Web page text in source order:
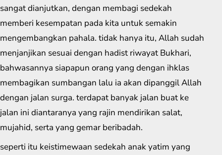
sangat dianjutkan, dengan membagi sedekah
memberi kesempatan pada kita untuk semakin
mengembangkan pahala. tidak hanya itu, Allah sudah
menjanjikan sesuai dengan hadist riwayat Bukhari,
bahwasannya siapapun orang yang dengan ihklas
membagikan sumbangan lalu ia akan dipanggil Allah
dengan jalan surga. terdapat banyak jalan buat ke
jalan ini diantaranya yang rajin mendirikan salat,
mujahid, serta yang gemar beribadah.
seperti itu keistimewaan sedekah anak yatim yang